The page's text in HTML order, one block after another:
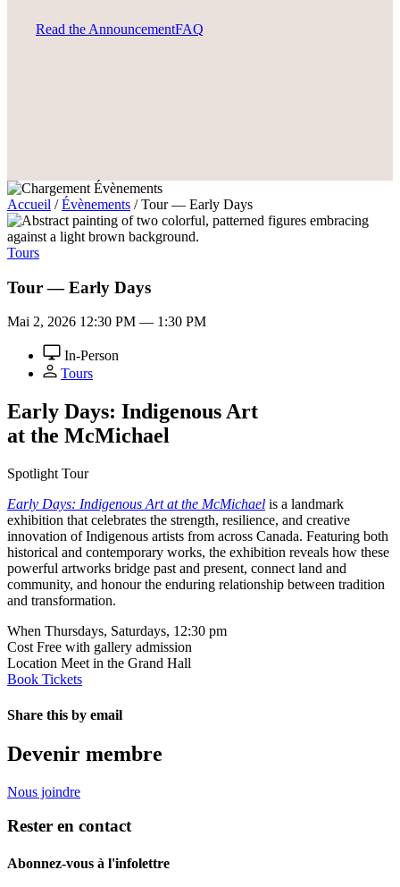
Read the AnnouncementFAQ
Accueil / Évènements / Tour — Early Days
Tours
Tour — Early Days
Mai 2, 2026 12:30 PM — 1:30 PM
In-Person
Tours
Early Days: Indigenous Art
at the McMichael
Spotlight Tour
Early Days: Indigenous Art at the McMichael is a landmark
exhibition that celebrates the strength, resilience, and creative
innovation of Indigenous artists from across Canada. Featuring both
historical and contemporary works, the exhibition reveals how these
powerful artworks bridge past and present, connect land and
community, and honour the enduring relationship between tradition
and transformation.
When Thursdays, Saturdays, 12:30 pm
Cost Free with gallery admission
Location Meet in the Grand Hall
Book Tickets
Share this by email
Email
Devenir membre
Nous joindre
Rester en contact
Abonnez-vous à l'infolettre